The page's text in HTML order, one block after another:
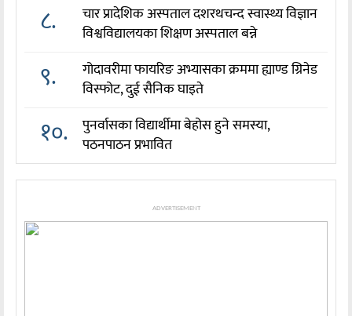
८.
चार प्रादेशिक अस्पताल दशरथचन्द स्वास्थ्य विज्ञान
विश्वविद्यालयका शिक्षण अस्पताल बन्ने
९.
गोदावरीमा फायरिङ अभ्यासका क्रममा ह्याण्ड ग्रिनेड
विस्फोट, दुई सैनिक घाइते
१०.
पुनर्वासका विद्यार्थीमा बेहोस हुने समस्या,
पठनपाठन प्रभावित
ADVERTISEMENT